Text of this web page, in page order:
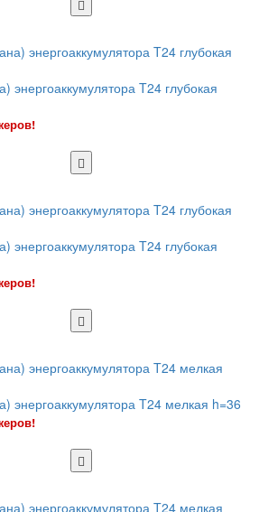
T24 глубокая
T24 глубокая
энергоаккумулятора T24 мелкая h=36